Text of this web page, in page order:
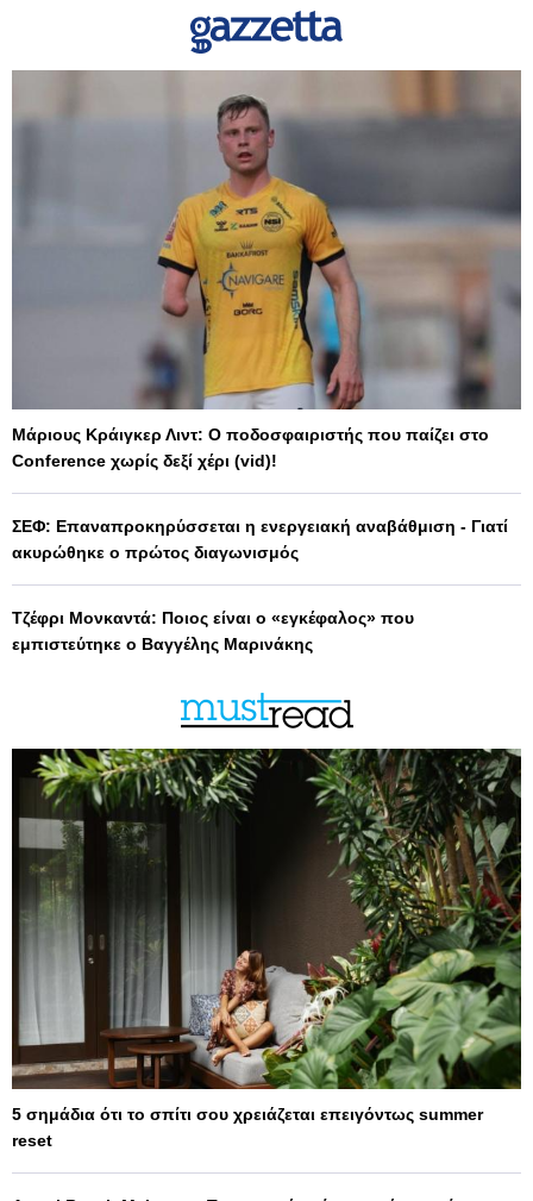
Μάριους Κράιγκερ Λιντ: Ο ποδοσφαιριστής που παίζει στο
Conference χωρίς δεξί χέρι (vid)!
ΣΕΦ: Επαναπροκηρύσσεται η ενεργειακή αναβάθμιση - Γιατί
ακυρώθηκε ο πρώτος διαγωνισμός
Τζέφρι Μονκαντά: Ποιος είναι ο «εγκέφαλος» που
εμπιστεύτηκε ο Βαγγέλης Μαρινάκης
5 σημάδια ότι το σπίτι σου χρειάζεται επειγόντως summer
reset